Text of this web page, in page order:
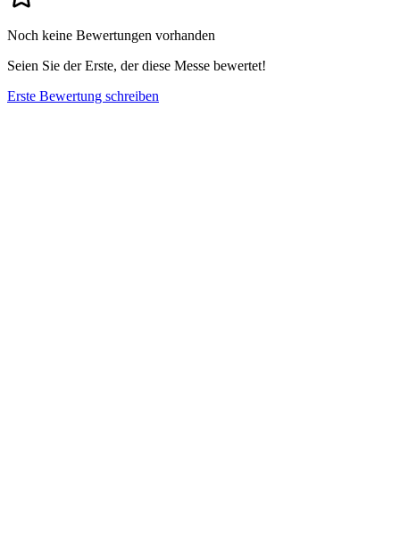
Noch keine Bewertungen vorhanden
Seien Sie der Erste, der diese Messe bewertet!
Erste Bewertung schreiben